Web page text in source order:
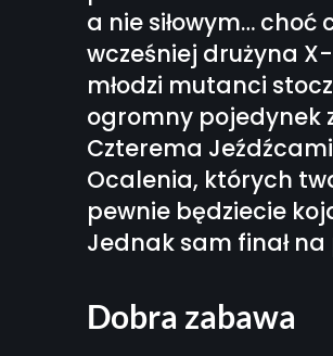
a nie siłowym… choć
wcześniej drużyna
młodzi mutanci
ogromny pojedynek
Czterema Jeźdźcami
Ocalenia, których
pewnie będziecie
Jednak sam finał na
Dobra zabawa